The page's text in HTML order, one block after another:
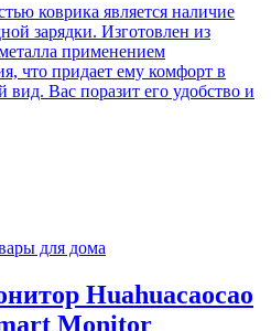
коврика является наличие
зарядки. Изготовлен из
применением
что придает ему комфорт в
Вас поразит его удобство и
для дома
Huahuacaocao
Monitor